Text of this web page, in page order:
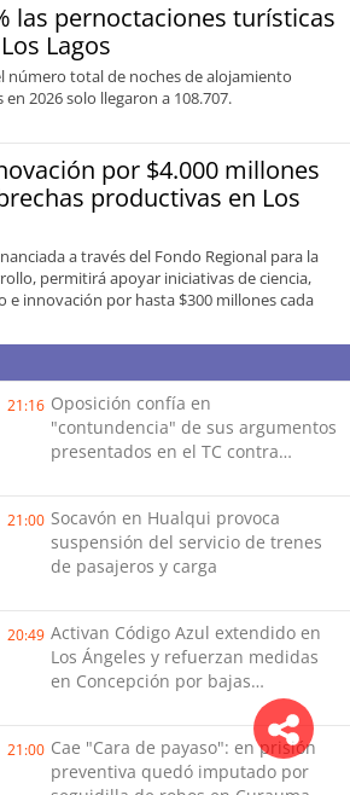
las pernoctaciones turísticas
Lagos
número total de noches de alojamiento
2026 solo llegaron a 108.707.
por $4.000 millones
productivas en Los
a través del Fondo Regional para la
permitirá apoyar iniciativas de ciencia,
e innovación por hasta $300 millones cada
21:16 Oposición confía en
"contundencia" de sus argumentos
presentados en el TC contra
21:00 Socavón en Hualqui provoca
suspensión del servicio de trenes
de pasajeros y carga
20:49 Activan Código Azul extendido en
Los Ángeles y refuerzan medidas
en Concepción por bajas
temperaturas de este fin de
semana
21:00 Cae "Cara de payaso": en prisión
preventiva quedó imputado por